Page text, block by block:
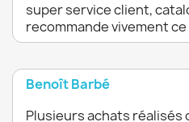
super service client,
recommande vivement ce
Benoît Barbé
Plusieurs achats réalisés